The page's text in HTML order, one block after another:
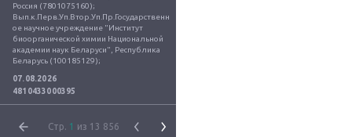
Россия (7801075160);
Вып.к.Перв.Уп.Втор.Уп.Пр.Государственн
ое научное учреждение "Институт
биоорганической химии Национальной
академии наук Беларуси", Республика
Беларусь (100185129);
07.08.2026
4810433000395
Стр. 1 из 13 856